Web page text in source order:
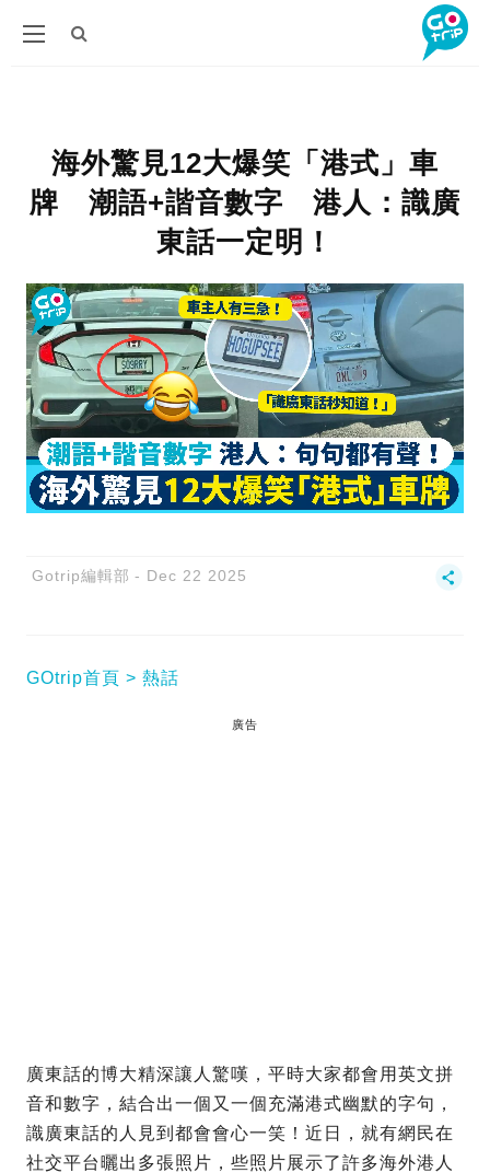
海外驚見12大爆笑「港式」車
牌 潮語+諧音數字 港人：識廣
東話一定明！
Gotrip編輯部 Dec 22 2025
GOtrip首頁 熱話
廣告
廣東話的博大精深讓人驚嘆，平時大家都會用英文拼
音和數字，結合出一個又一個充滿港式幽默的字句，
識廣東話的人見到都會會心一笑！近日，就有網民在
社交平台曬出多張照片，些照片展示了許多海外港人